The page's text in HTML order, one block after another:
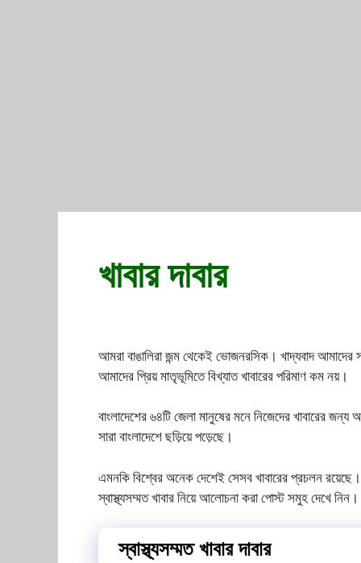
খাবার দাবার
আমরা বাঙালিরা জন্ম থেকেই ভোজনরসিক। খাদ্যবাদ আমাদের
আমাদের প্রিয় মাতৃভূমিতে বিখ্যাত খাবারের পরিমাণ কম নয়।
বাংলাদেশের ৬৪টি জেলা মানুষের মনে নিজেদের খাবারের
সারা বাংলাদেশে ছড়িয়ে পড়েছে।
এমনকি বিশ্বের অনেক দেশেই সেসব খাবারের প্রচলন
স্বাস্থ্যসম্মত খাবার নিয়ে আলোচনা করা পোস্ট সমুহ দেখে নিন।
স্বাস্থ্যসম্মত খাবার দাবার